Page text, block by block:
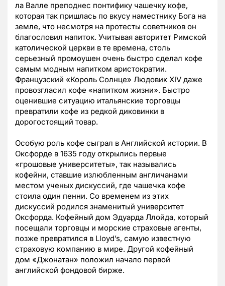
ла Валле преподнес понтифику чашечку кофе,
которая так пришлась по вкусу наместнику Бога на
земле, что несмотря на протесты советников он
благословил напиток. Учитывая авторитет Римской
католической церкви в те времена, столь
серьезный промоушен очень быстро сделал кофе
самым модным напитком аристократии.
Французский «Король Солнце» Людовик XIV даже
провозгласил кофе «напитком жизни». Быстро
оценившие ситуацию итальянские торговцы
превратили кофе из редкой диковинки в
дорогостоящий товар.
Особую роль кофе сыграл в Английской истории. В
Оксфорде в 1635 году открылись первые
«грошовые университеты», так назывались
кофейни, ставшие излюбленным англичанами
местом ученых дискуссий, где чашечка кофе
стоила один пенни. Со временем из этих
дискуссий родился знаменитый университет
Оксфорда. Кофейный дом Эдуарда Ллойда, который
посещали торговцы и морские страховые агенты,
позже превратился в Lloyd’s, самую известную
страховую компанию в мире. Другой кофейный
дом «Джонатан» положил начало первой
английской фондовой бирже.